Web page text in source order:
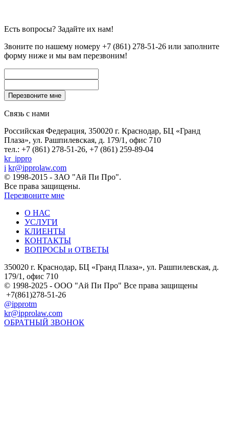
Есть вопросы? Задайте их нам!
Звоните по нашему номеру +7 (861) 278-51-26 или заполните
форму ниже и мы вам перезвоним!
Связь с нами
Российская Федерация, 350020 г. Краснодар, БЦ «Гранд
Плаза», ул. Рашпилевская, д. 179/1, офис 710
тел.: +7 (861) 278-51-26, +7 (861) 259-89-04
kr_ippro
i kr@ipprolaw.com
© 1998-2015 - ЗАО "Ай Пи Про".
Все права защищены.
Перезвоните мне
О НАС
УСЛУГИ
КЛИЕНТЫ
КОНТАКТЫ
ВОПРОСЫ и ОТВЕТЫ
350020 г. Краснодар, БЦ «Гранд Плаза», ул. Рашпилевская, д.
179/1, офис 710
© 1998-2025 - ООО "Ай Пи Про" Все права защищены
+7(861)278-51-26
@ipprotm
kr@ipprolaw.com
ОБРАТНЫЙ ЗВОНОК